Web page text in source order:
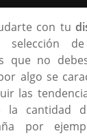
con tu
selección
que no
algo se
las
cantidad
por